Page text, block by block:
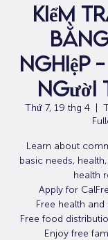
kiểm
nghiệp
người
Thứ 7, 19 thg 4
  |
Learn about
basic needs,
health
Apply for
Free health
Free food
Enjoy free